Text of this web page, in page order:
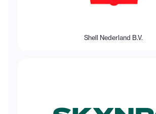
Shell Nederland B.V.